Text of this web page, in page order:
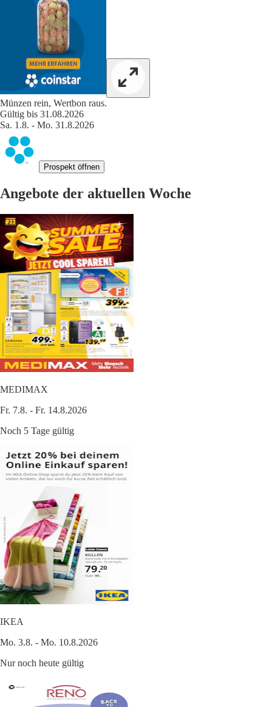
Münzen rein, Wertbon raus.
Gültig bis 31.08.2026
Sa. 1.8. - Mo. 31.8.2026
Prospekt öffnen
Angebote der aktuellen Woche
MEDIMAX
Fr. 7.8. - Fr. 14.8.2026
Noch 5 Tage gültig
IKEA
Mo. 3.8. - Mo. 10.8.2026
Nur noch heute gültig